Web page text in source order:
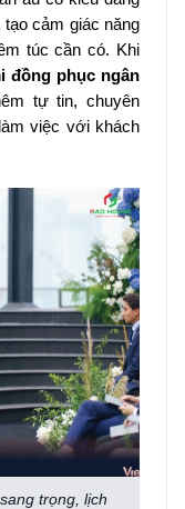
tạo cảm giác năng
túc cần có. Khi
đồng phục ngân
tự tin, chuyên
việc với khách
trọng, lịch